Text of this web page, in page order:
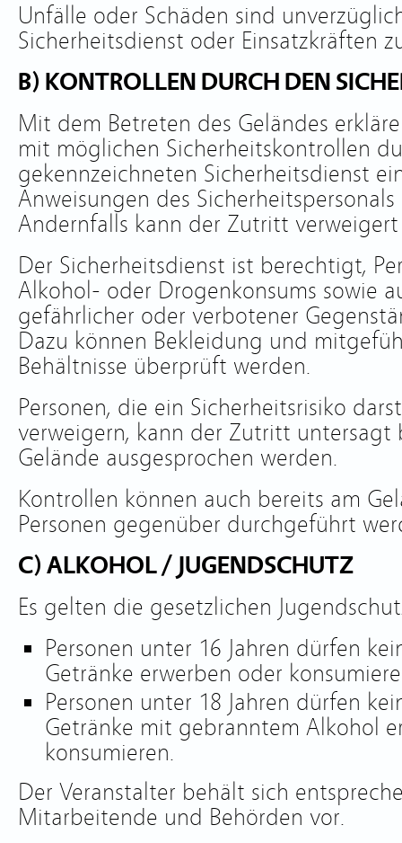
Unfälle oder Schäden sind
Sicherheitsdienst oder Einsatzkräften
B) KONTROLLEN DURCH DEN
Mit dem Betreten des Geländes
mit möglichen Sicherheitskontrollen
gekennzeichneten Sicherheitsdienst
Anweisungen des
Andernfalls kann der Zutritt
Der Sicherheitsdienst ist berechtigt,
Alkohol- oder Drogenkonsums sowie
gefährlicher oder verbotener
Dazu können Bekleidung und
Behältnisse überprüft werden.
Personen, die ein Sicherheitsrisiko
verweigern, kann der Zutritt untersagt
Gelände ausgesprochen werden.
Kontrollen können auch bereits am
Personen gegenüber durchgeführt
C) ALKOHOL / JUGENDSCHUTZ
Es gelten die gesetzlichen
Personen unter 16 Jahren dürfen
Getränke erwerben oder
Personen unter 18 Jahren dürfen
Getränke mit gebranntem Alkohol
konsumieren.
Der Veranstalter behält sich
Mitarbeitende und Behörden vor.